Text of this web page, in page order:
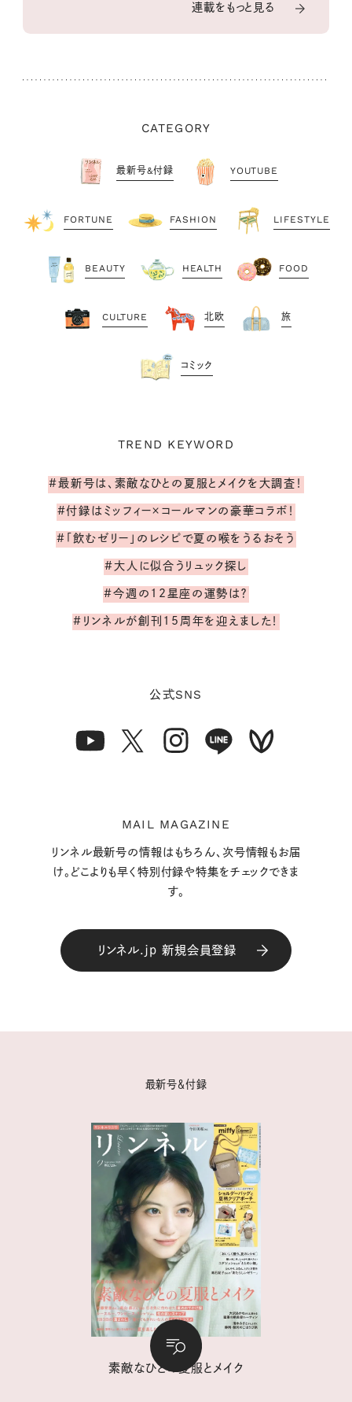
連載をもっと見る
CATEGORY
最新号&付録 YOUTUBE
FORTUNE FASHION LIFESTYLE
BEAUTY HEALTH FOOD
CULTURE 北欧 旅
コミック
TREND KEYWORD
#最新号は、素敵なひとの夏服とメイクを大調査！
#付録はミッフィー×コールマンの豪華コラボ！
#「飲むゼリー」のレシピで夏の喉をうるおそう
#大人に似合うリュック探し
#今週の12星座の運勢は？
#リンネルが創刊15周年を迎えました！
公式SNS
MAIL MAGAZINE
リンネル最新号の情報はもちろん、次号情報もお届
け。どこよりも早く特別付録や特集をチェックできま
す。
リンネル.jp 新規会員登録
最新号＆付録
素敵なひとの夏服とメイク